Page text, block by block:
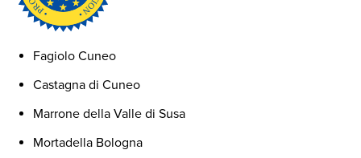
Fagiolo Cuneo
Castagna di Cuneo
Marrone della Valle di Susa
Mortadella Bologna